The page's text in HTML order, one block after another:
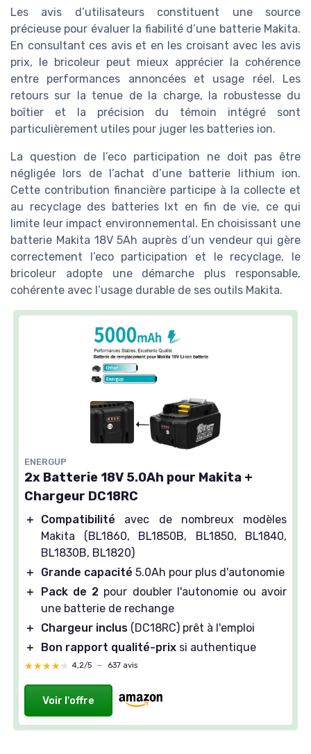
Les avis d’utilisateurs constituent une source
précieuse pour évaluer la fiabilité d’une batterie Makita.
En consultant ces avis et en les croisant avec les avis
prix, le bricoleur peut mieux apprécier la cohérence
entre performances annoncées et usage réel. Les
retours sur la tenue de la charge, la robustesse du
boîtier et la précision du témoin intégré sont
particulièrement utiles pour juger les batteries ion.
La question de l’eco participation ne doit pas être
négligée lors de l’achat d’une batterie lithium ion.
Cette contribution financière participe à la collecte et
au recyclage des batteries lxt en fin de vie, ce qui
limite leur impact environnemental. En choisissant une
batterie Makita 18V 5Ah auprès d’un vendeur qui gère
correctement l’eco participation et le recyclage, le
bricoleur adopte une démarche plus responsable,
cohérente avec l’usage durable de ses outils Makita.
ENERGUP
2x Batterie 18V 5.0Ah pour Makita +
Chargeur DC18RC
＋ Compatibilité avec de nombreux modèles
Makita (BL1860, BL1850B, BL1850, BL1840,
BL1830B, BL1820)
＋
Grande capacité 5.0Ah pour plus d'autonomie
＋
Pack de 2 pour doubler l'autonomie ou avoir
une batterie de rechange
＋
Chargeur inclus (DC18RC) prêt à l'emploi
＋
Bon rapport qualité-prix si authentique
★★★★★
★★★★★ 4,2/5 — 637 avis
Voir l'offre